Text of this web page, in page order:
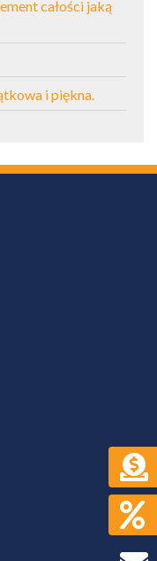
całości jaką
i piękna.